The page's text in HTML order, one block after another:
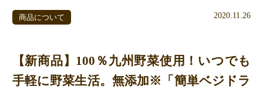
商品について 2020.11.26
【新商品】100％九州野菜使用！いつでも
手軽に野菜生活。無添加※「簡単ベジドラ